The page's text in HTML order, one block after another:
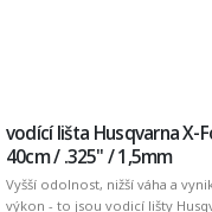
vodící lišta Husqvarna X-
40cm / .325" / 1,5mm
Vyšší odolnost, nižší váha a
výkon - to jsou vodicí lišty